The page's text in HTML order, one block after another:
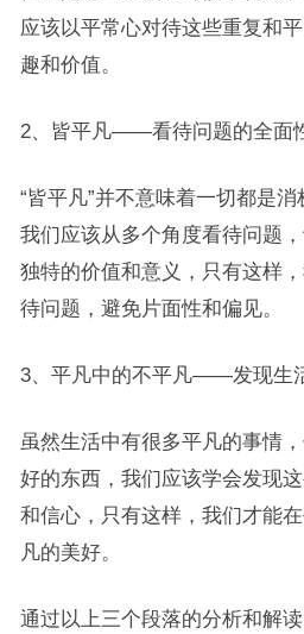
应该以平常心对待这些重复和
趣和价值。
2、皆平凡——看待问题的全面
“皆平凡”并不意味着一切都是消
我们应该从多个角度看待问题
独特的价值和意义，只有这样
待问题，避免片面性和偏见。
3、平凡中的不平凡——发现生
虽然生活中有很多平凡的事情
好的东西，我们应该学会发现
和信心，只有这样，我们才能
凡的美好。
通过以上三个段落的分析和解